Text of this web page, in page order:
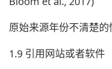
原始来源年份不清楚的
1.9 引用网站或者软件